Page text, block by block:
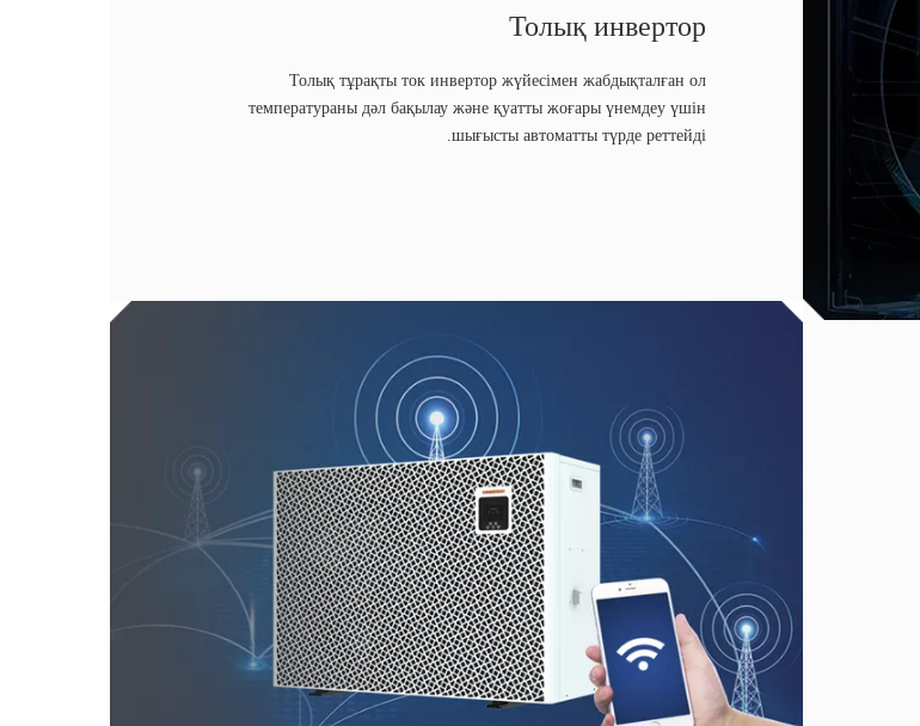
Толық инвертор
Толық тұрақты ток инвертор жүйесімен жабдықталған ол
температураны дәл бақылау және қуатты жоғары үнемдеу үшін
шығысты автоматты түрде реттейді.